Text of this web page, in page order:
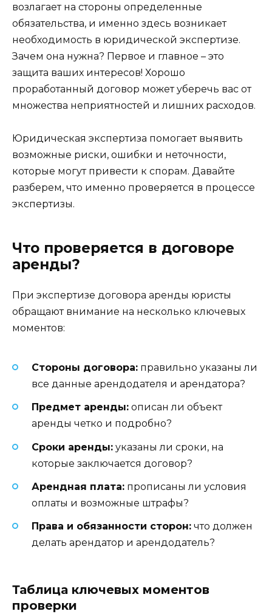
возлагает на стороны определенные
обязательства, и именно здесь возникает
необходимость в юридической экспертизе.
Зачем она нужна? Первое и главное – это
защита ваших интересов! Хорошо
проработанный договор может уберечь вас от
множества неприятностей и лишних расходов.
Юридическая экспертиза помогает выявить
возможные риски, ошибки и неточности,
которые могут привести к спорам. Давайте
разберем, что именно проверяется в процессе
экспертизы.
Что проверяется в договоре
аренды?
При экспертизе договора аренды юристы
обращают внимание на несколько ключевых
моментов:
Стороны договора: правильно указаны ли
все данные арендодателя и арендатора?
Предмет аренды: описан ли объект
аренды четко и подробно?
Сроки аренды: указаны ли сроки, на
которые заключается договор?
Арендная плата: прописаны ли условия
оплаты и возможные штрафы?
Права и обязанности сторон: что должен
делать арендатор и арендодатель?
Таблица ключевых моментов
проверки